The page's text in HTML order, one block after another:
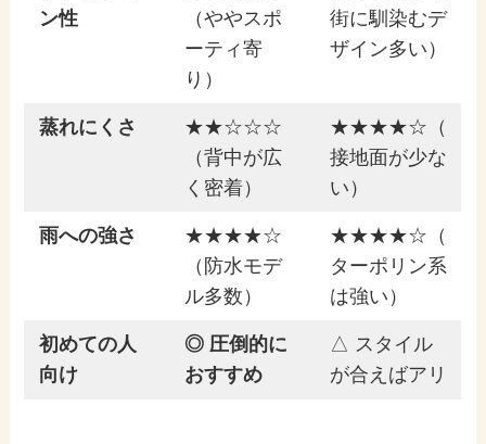
ン性
（ややスポ
ーティ寄
り）
街に馴染むデ
ザイン多い）
蒸れにくさ
★★☆☆☆
（背中が広
く密着）
★★★★☆（
接地面が少な
い）
雨への強さ
★★★★☆
（防水モデ
ル多数）
★★★★☆（
ターポリン系
は強い）
初めての人
向け
◎ 圧倒的に
おすすめ
△ スタイル
が合えばアリ